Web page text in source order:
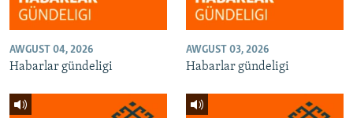
AWGUST 04, 2026
Habarlar gündeligi
AWGUST 03, 2026
Habarlar gündeligi